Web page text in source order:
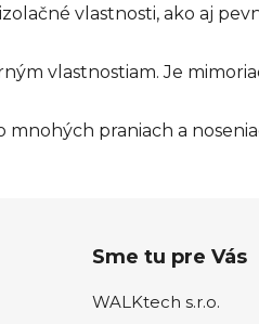
vlastnosti, ako aj
vlastnostiam. Je
praniach a
Sme tu pre Vás
WALKtech s.r.o.